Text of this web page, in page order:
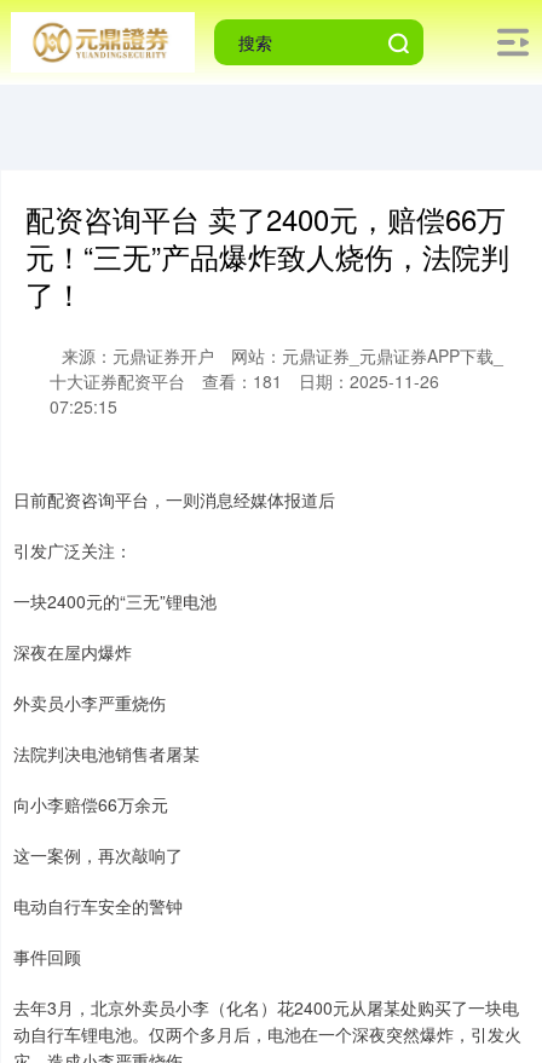
配资咨询平台 卖了2400元，赔偿66万
元！“三无”产品爆炸致人烧伤，法院判
了！
来源：元鼎证券开户
网站：元鼎证券_元鼎证券APP下载_
十大证券配资平台
查看：181
日期：2025-11-26
07:25:15
日前配资咨询平台，一则消息经媒体报道后
引发广泛关注：
一块2400元的“三无”锂电池
深夜在屋内爆炸
外卖员小李严重烧伤
法院判决电池销售者屠某
向小李赔偿66万余元
这一案例，再次敲响了
电动自行车安全的警钟
事件回顾
去年3月，北京外卖员小李（化名）花2400元从屠某处购买了一块电
动自行车锂电池。仅两个多月后，电池在一个深夜突然爆炸，引发火